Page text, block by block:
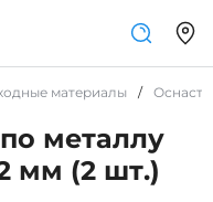
материалы /
металлу
мм (2 шт.)